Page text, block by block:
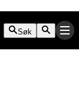
Søk